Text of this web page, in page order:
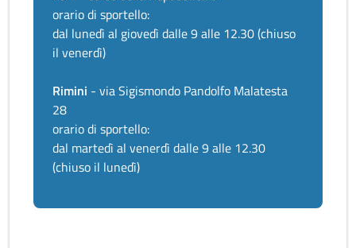
orario di sportello:
dal lunedì al giovedì dalle 9 alle 12.30 (chiuso
il venerdì)
Rimini - via Sigismondo Pandolfo Malatesta
28
orario di sportello:
dal martedì al venerdì dalle 9 alle 12.30
(chiuso il lunedì)